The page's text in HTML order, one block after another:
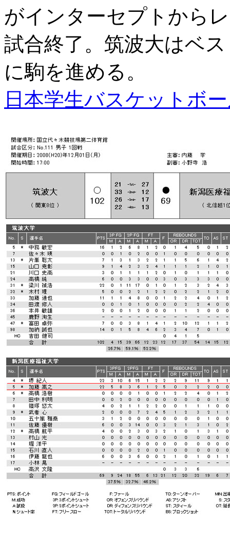
がインターセプトから
試合終了。筑波大はベ
に駒を進める。
日本学生バスケットボ